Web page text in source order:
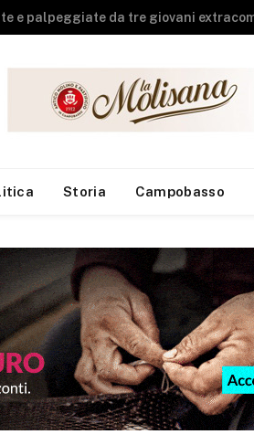
Storia Campobasso